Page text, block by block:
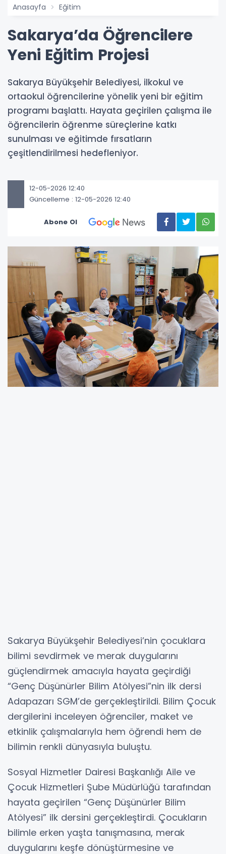
Anasayfa Eğitim
Sakarya’da Öğrencilere
Yeni Eğitim Projesi
Sakarya Büyükşehir Belediyesi, ilkokul ve
ortaokul öğrencilerine yönelik yeni bir eğitim
programı başlattı. Hayata geçirilen çalışma ile
öğrencilerin öğrenme süreçlerine katkı
sunulması ve eğitimde fırsatların
çeşitlendirilmesi hedefleniyor.
12-05-2026 12:40
Güncelleme : 12-05-2026 12:40
Abone Ol
Sakarya Büyükşehir Belediyesi’nin çocuklara
bilimi sevdirmek ve merak duygularını
güçlendirmek amacıyla hayata geçirdiği
“Genç Düşünürler Bilim Atölyesi”nin ilk dersi
Adapazarı SGM’de gerçekleştirildi. Bilim Çocuk
dergilerini inceleyen öğrenciler, maket ve
etkinlik çalışmalarıyla hem öğrendi hem de
bilimin renkli dünyasıyla buluştu.
Sosyal Hizmetler Dairesi Başkanlığı Aile ve
Çocuk Hizmetleri Şube Müdürlüğü tarafından
hayata geçirilen “Genç Düşünürler Bilim
Atölyesi” ilk dersini gerçekleştirdi. Çocukların
bilimle erken yaşta tanışmasına, merak
duygularını keşfe dönüştürmesine ve